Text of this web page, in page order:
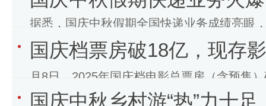
据悉，国庆中秋假期全国快递业务成绩亮眼
件，行业运行总体平稳有序。今年国庆与中
国庆档票房破18亿，现存
月8日，2025年国庆档电影总票房（含预售
杀小说家2》位列前三。今
国庆中秋乡村游“热”力十